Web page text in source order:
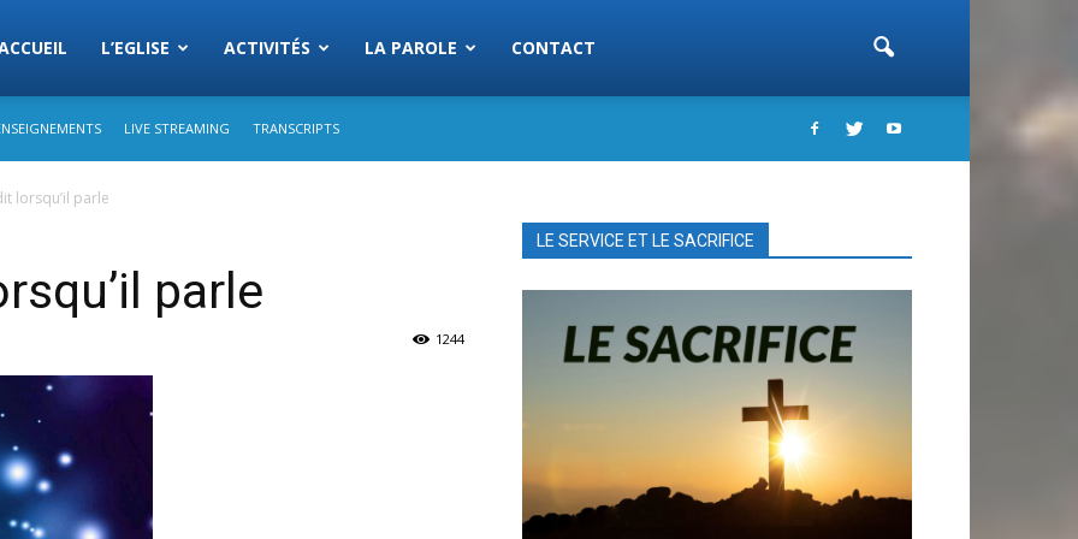
L’EGLISE ACTIVITÉS LA PAROLE CONTACT
LIVE STREAMING TRANSCRIPTS
lorsqu’il parle
parle
1244
LE SERVICE ET LE SACRIFICE